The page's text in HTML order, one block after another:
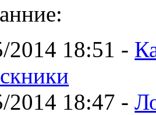
2014 18:51 -
2014 18:47 -